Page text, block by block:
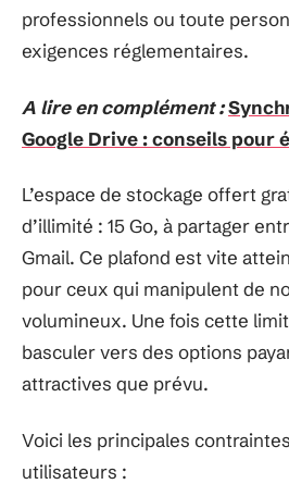
professionnels ou toute
exigences réglementaires.
A lire en complément :
Google Drive : conseils pour
L’espace de stockage offert
d’illimité : 15 Go, à partager
Gmail. Ce plafond est vite
pour ceux qui manipulent de
volumineux. Une fois cette
basculer vers des options
attractives que prévu.
Voici les principales
utilisateurs :